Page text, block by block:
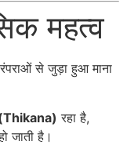
महत्व
से जुड़ा हुआ माना
(Thikana) रहा है,
जाती है।